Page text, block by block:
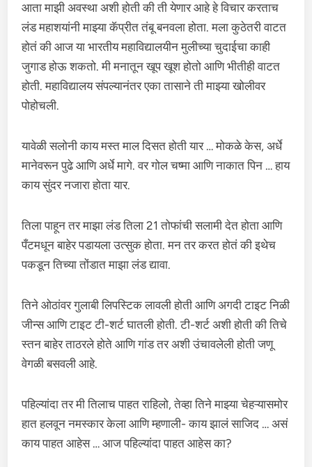
आता माझी अवस्था अशी होती की ती येणार आहे हे विचार करताच
लंड महाशयांनी माझ्या कॅप्रीत तंबू बनवला होता. मला कुठेतरी वाटत
होतं की आज या भारतीय महाविद्यालयीन मुलीच्या चुदाईचा काही
जुगाड होऊ शकतो. मी मनातून खूप खूश होतो आणि भीतीही वाटत
होती. महाविद्यालय संपल्यानंतर एका तासाने ती माझ्या खोलीवर
पोहोचली.
यावेळी सलोनी काय मस्त माल दिसत होती यार … मोकळे केस, अर्धे
मानेवरून पुढे आणि अर्धे मागे. वर गोल चष्मा आणि नाकात पिन … हाय
काय सुंदर नजारा होता यार.
तिला पाहून तर माझा लंड तिला 21 तोफांची सलामी देत होता आणि
पँटमधून बाहेर पडायला उत्सुक होता. मन तर करत होतं की इथेच
पकडून तिच्या तोंडात माझा लंड द्यावा.
तिने ओठांवर गुलाबी लिपस्टिक लावली होती आणि अगदी टाइट निळी
जीन्स आणि टाइट टी-शर्ट घातली होती. टी-शर्ट अशी होती की तिचे
स्तन बाहेर ताठरले होते आणि गांड तर अशी उंचावलेली होती जणू
वेगळी बसवली आहे.
पहिल्यांदा तर मी तिलाच पाहत राहिलो, तेव्हा तिने माझ्या चेहऱ्यासमोर
हात हलवून नमस्कार केला आणि म्हणाली- काय झालं साजिद … असं
काय पाहत आहेस … आज पहिल्यांदा पाहत आहेस का?